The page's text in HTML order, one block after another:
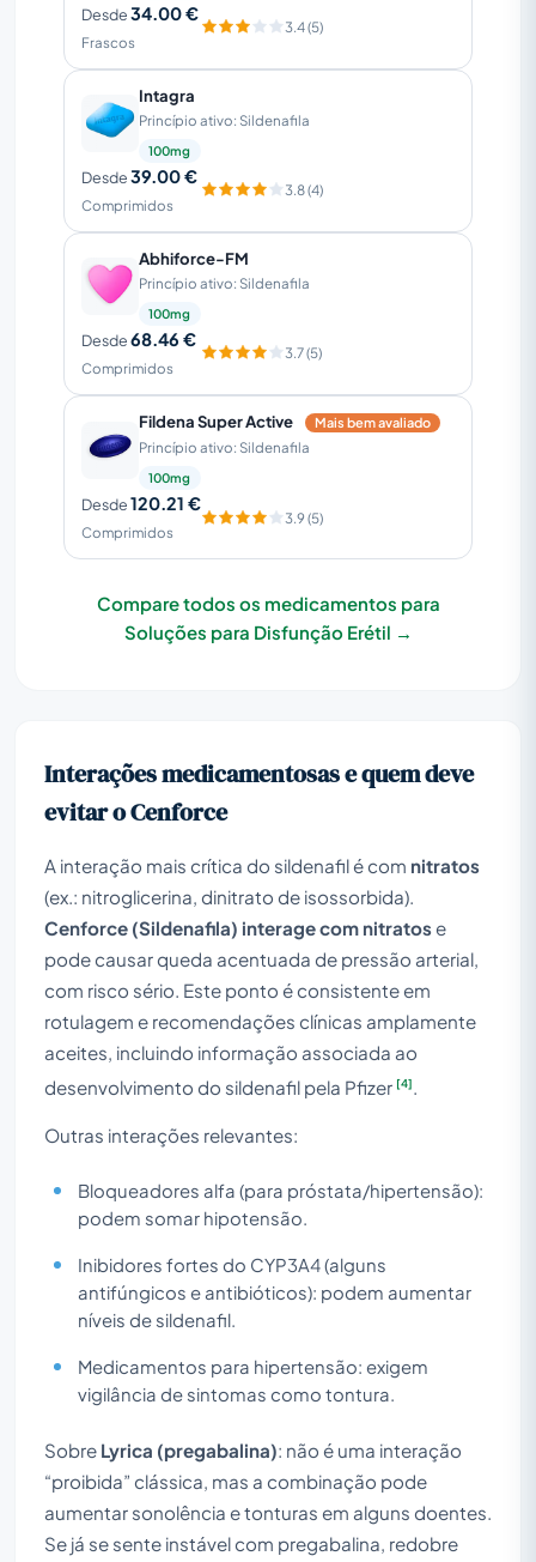
Desde34.00 €
Frascos
3.4 (5)
Intagra
Princípio ativo: Sildenafila
100mg
Desde39.00 €
Comprimidos
3.8 (4)
Abhiforce-FM
Princípio ativo: Sildenafila
100mg
Desde68.46 €
Comprimidos
3.7 (5)
Fildena Super Active Mais bem avaliado
Princípio ativo: Sildenafila
100mg
Desde120.21 €
Comprimidos
3.9 (5)
Compare todos os medicamentos para
Soluções para Disfunção Erétil →
Interações medicamentosas e quem deve
evitar o Cenforce
A interação mais crítica do sildenafil é com nitratos
(ex.: nitroglicerina, dinitrato de isossorbida).
Cenforce (Sildenafila) interage com nitratose
pode causar queda acentuada de pressão arterial,
com risco sério. Este ponto é consistente em
rotulagem e recomendações clínicas amplamente
aceites, incluindo informação associada ao
desenvolvimento do sildenafil pela Pfizer [4].
Outras interações relevantes:
Bloqueadores alfa (para próstata/hipertensão):
podem somar hipotensão.
Inibidores fortes do CYP3A4 (alguns
antifúngicos e antibióticos): podem aumentar
níveis de sildenafil.
Medicamentos para hipertensão: exigem
vigilância de sintomas como tontura.
Sobre Lyrica (pregabalina): não é uma interação
“proibida” clássica, mas a combinação pode
aumentar sonolência e tonturas em alguns doentes.
Se já se sente instável com pregabalina, redobre